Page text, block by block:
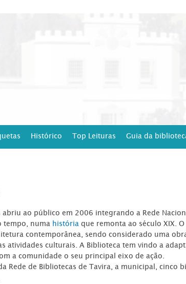
Histórico Top Leituras Guia da
ao público em 2006 integrando a Rede
tempo, numa história que remonta ao século XIX.
contemporânea, sendo considerado uma
atividades culturais. A Biblioteca tem vindo a
a comunidade o seu principal eixo de ação.
Rede de Bibliotecas de Tavira, a municipal, cinco